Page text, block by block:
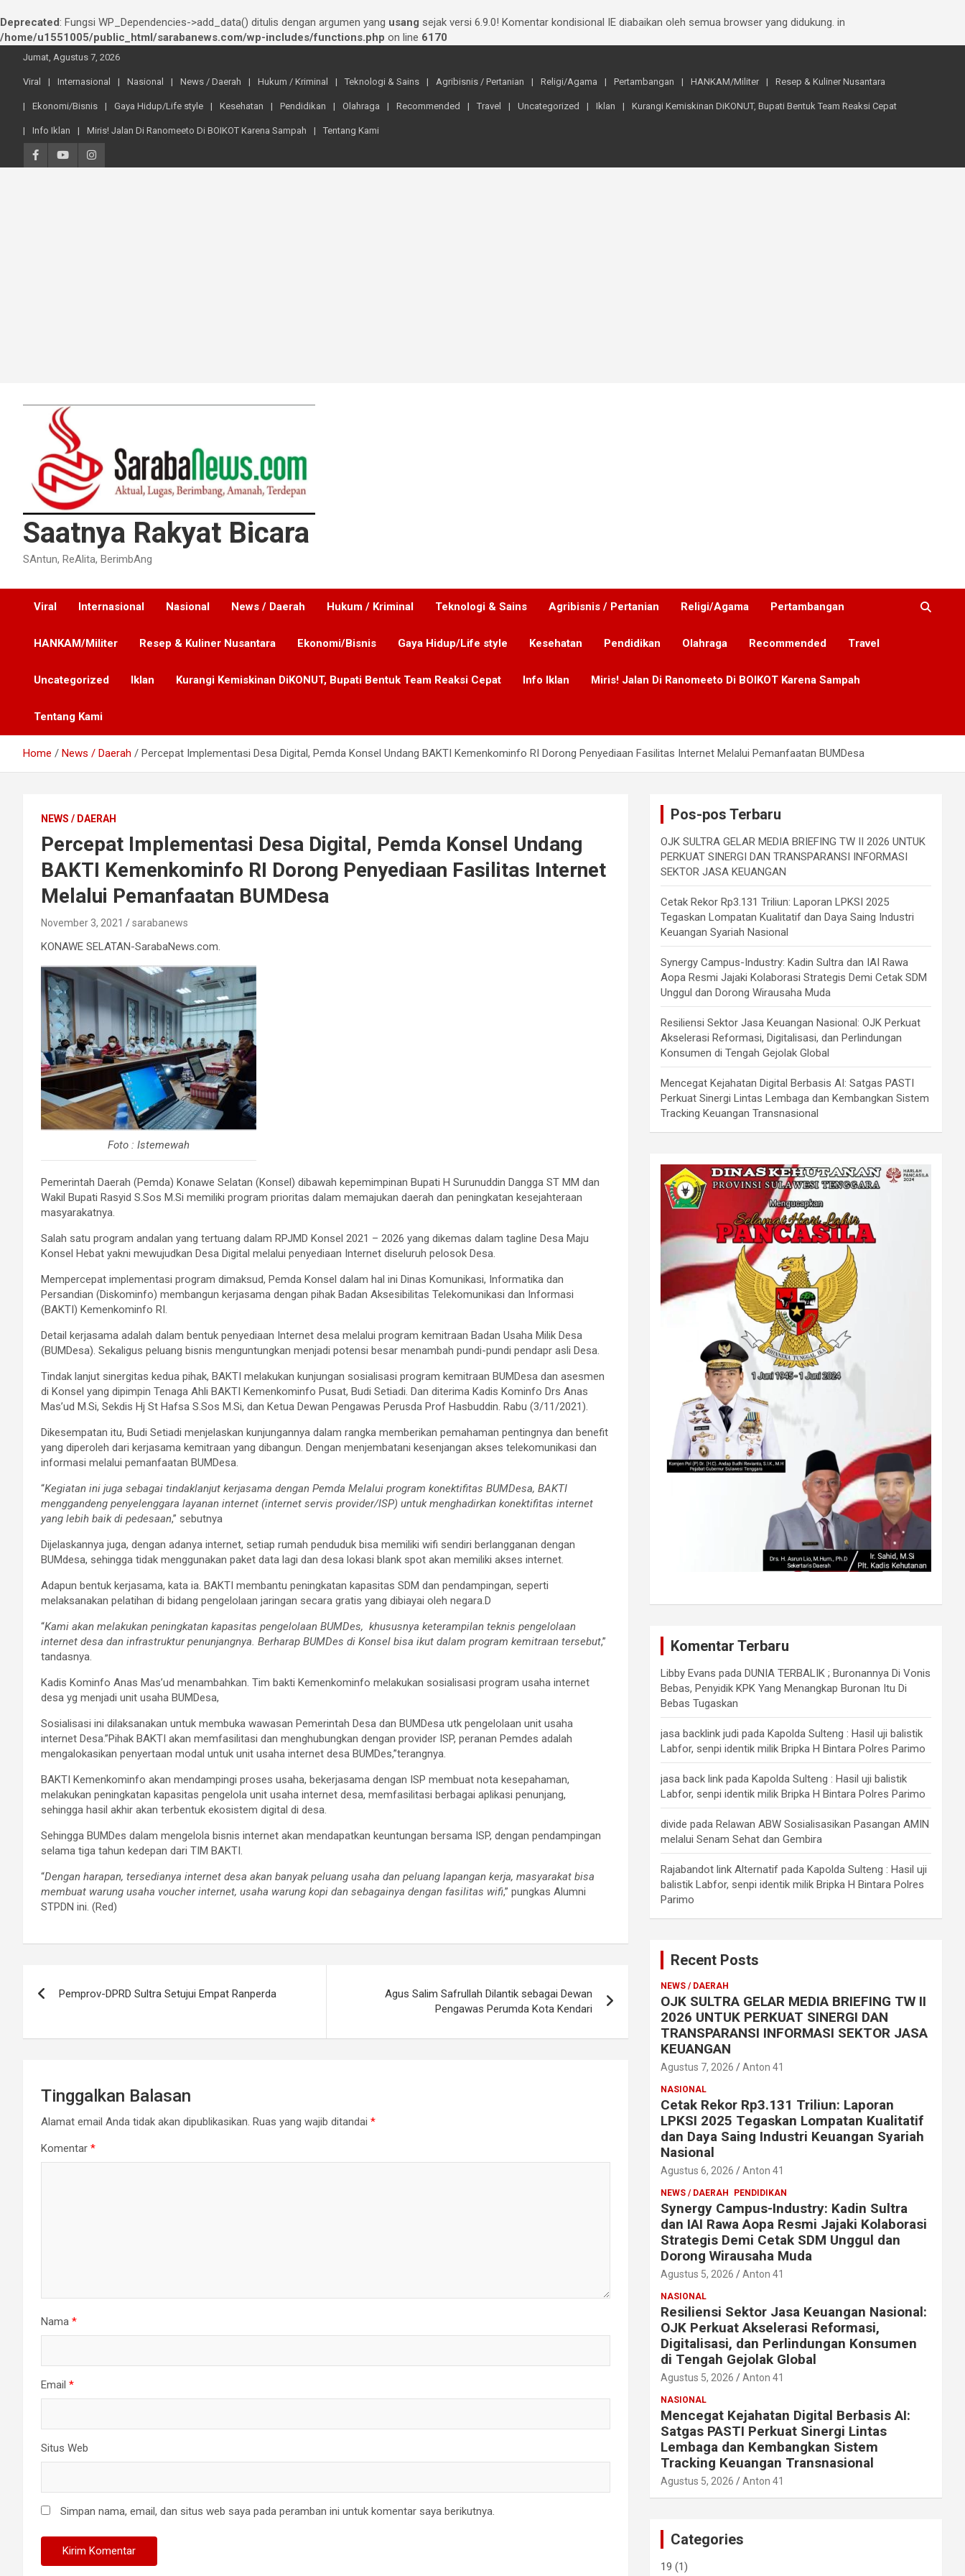
Deprecated: Fungsi WP_Dependencies->add_data() ditulis dengan argumen yang usang sejak versi 6.9.0! Komentar kondisional IE diabaikan oleh semua browser yang didukung. in
/home/u1551005/public_html/sarabanews.com/wp-includes/functions.php on line 6170
content
Jumat, Agustus 7, 2026
Viral Internasional Nasional News / Daerah Hukum / Kriminal Teknologi & Sains Agribisnis / Pertanian Religi/Agama Pertambangan HANKAM/Militer Resep & Kuliner Nusantara
Ekonomi/Bisnis Gaya Hidup/Life style Kesehatan Pendidikan Olahraga Recommended Travel Uncategorized Iklan Kurangi Kemiskinan DiKONUT, Bupati Bentuk Team Reaksi Cepat
Info Iklan Miris! Jalan Di Ranomeeto Di BOIKOT Karena Sampah Tentang Kami
Saatnya Rakyat Bicara
SAntun, ReAlita, BerimbAng
Viral Internasional Nasional News / Daerah Hukum / Kriminal Teknologi & Sains Agribisnis / Pertanian Religi/Agama Pertambangan
HANKAM/Militer Resep & Kuliner Nusantara Ekonomi/Bisnis Gaya Hidup/Life style Kesehatan Pendidikan Olahraga Recommended Travel
Uncategorized Iklan Kurangi Kemiskinan DiKONUT, Bupati Bentuk Team Reaksi Cepat Info Iklan Miris! Jalan Di Ranomeeto Di BOIKOT Karena Sampah
Tentang Kami
Home News / Daerah Percepat Implementasi Desa Digital, Pemda Konsel Undang BAKTI Kemenkominfo RI Dorong Penyediaan Fasilitas Internet Melalui Pemanfaatan BUMDesa
NEWS / DAERAH
Percepat Implementasi Desa Digital, Pemda Konsel Undang
BAKTI Kemenkominfo RI Dorong Penyediaan Fasilitas Internet
Melalui Pemanfaatan BUMDesa
November 3, 2021 sarabanews
KONAWE SELATAN-SarabaNews.com.
Foto : Istemewah
Pemerintah Daerah (Pemda) Konawe Selatan (Konsel) dibawah kepemimpinan Bupati H Surunuddin Dangga ST MM dan
Wakil Bupati Rasyid S.Sos M.Si memiliki program prioritas dalam memajukan daerah dan peningkatan kesejahteraan
masyarakatnya.
Salah satu program andalan yang tertuang dalam RPJMD Konsel 2021 – 2026 yang dikemas dalam tagline Desa Maju
Konsel Hebat yakni mewujudkan Desa Digital melalui penyediaan Internet diseluruh pelosok Desa.
Mempercepat implementasi program dimaksud, Pemda Konsel dalam hal ini Dinas Komunikasi, Informatika dan
Persandian (Diskominfo) membangun kerjasama dengan pihak Badan Aksesibilitas Telekomunikasi dan Informasi
(BAKTI) Kemenkominfo RI.
Detail kerjasama adalah dalam bentuk penyediaan Internet desa melalui program kemitraan Badan Usaha Milik Desa
(BUMDesa). Sekaligus peluang bisnis menguntungkan menjadi potensi besar menambah pundi-pundi pendapr asli Desa.
Tindak lanjut sinergitas kedua pihak, BAKTI melakukan kunjungan sosialisasi program kemitraan BUMDesa dan asesmen
di Konsel yang dipimpin Tenaga Ahli BAKTI Kemenkominfo Pusat, Budi Setiadi. Dan diterima Kadis Kominfo Drs Anas
Mas’ud M.Si, Sekdis Hj St Hafsa S.Sos M.Si, dan Ketua Dewan Pengawas Perusda Prof Hasbuddin. Rabu (3/11/2021).
Dikesempatan itu, Budi Setiadi menjelaskan kunjungannya dalam rangka memberikan pemahaman pentingnya dan benefit
yang diperoleh dari kerjasama kemitraan yang dibangun. Dengan menjembatani kesenjangan akses telekomunikasi dan
informasi melalui pemanfaatan BUMDesa.
“Kegiatan ini juga sebagai tindaklanjut kerjasama dengan Pemda Melalui program konektifitas BUMDesa, BAKTI
menggandeng penyelenggara layanan internet (internet servis provider/ISP) untuk menghadirkan konektifitas internet
yang lebih baik di pedesaan,” sebutnya
Dijelaskannya juga, dengan adanya internet, setiap rumah penduduk bisa memiliki wifi sendiri berlangganan dengan
BUMdesa, sehingga tidak menggunakan paket data lagi dan desa lokasi blank spot akan memiliki akses internet.
Adapun bentuk kerjasama, kata ia. BAKTI membantu peningkatan kapasitas SDM dan pendampingan, seperti
melaksanakan pelatihan di bidang pengelolaan jaringan secara gratis yang dibiayai oleh negara.D
“Kami akan melakukan peningkatan kapasitas pengelolaan BUMDes, khususnya keterampilan teknis pengelolaan
internet desa dan infrastruktur penunjangnya. Berharap BUMDes di Konsel bisa ikut dalam program kemitraan tersebut,”
tandasnya.
Kadis Kominfo Anas Mas’ud menambahkan. Tim bakti Kemenkominfo melakukan sosialisasi program usaha internet
desa yg menjadi unit usaha BUMDesa,
Sosialisasi ini dilaksanakan untuk membuka wawasan Pemerintah Desa dan BUMDesa utk pengelolaan unit usaha
internet Desa.”Pihak BAKTI akan memfasilitasi dan menghubungkan dengan provider ISP, peranan Pemdes adalah
mengalokasikan penyertaan modal untuk unit usaha internet desa BUMDes,”terangnya.
BAKTI Kemenkominfo akan mendampingi proses usaha, bekerjasama dengan ISP membuat nota kesepahaman,
melakukan peningkatan kapasitas pengelola unit usaha internet desa, memfasilitasi berbagai aplikasi penunjang,
sehingga hasil akhir akan terbentuk ekosistem digital di desa.
Sehingga BUMDes dalam mengelola bisnis internet akan mendapatkan keuntungan bersama ISP, dengan pendampingan
selama tiga tahun kedepan dari TIM BAKTI.
“Dengan harapan, tersedianya internet desa akan banyak peluang usaha dan peluang lapangan kerja, masyarakat bisa
membuat warung usaha voucher internet, usaha warung kopi dan sebagainya dengan fasilitas wifi,” pungkas Alumni
STPDN ini. (Red)
pos
Pemprov-DPRD Sultra Setujui Empat Ranperda
Agus Salim Safrullah Dilantik sebagai Dewan
Pengawas Perumda Kota Kendari
Tinggalkan Balasan
Alamat email Anda tidak akan dipublikasikan. Ruas yang wajib ditandai *
Komentar *
Nama *
Email *
Situs Web
Simpan nama, email, dan situs web saya pada peramban ini untuk komentar saya berikutnya.
Pos-pos Terbaru
OJK SULTRA GELAR MEDIA BRIEFING TW II 2026 UNTUK
PERKUAT SINERGI DAN TRANSPARANSI INFORMASI
SEKTOR JASA KEUANGAN
Cetak Rekor Rp3.131 Triliun: Laporan LPKSI 2025
Tegaskan Lompatan Kualitatif dan Daya Saing Industri
Keuangan Syariah Nasional
Synergy Campus-Industry: Kadin Sultra dan IAI Rawa
Aopa Resmi Jajaki Kolaborasi Strategis Demi Cetak SDM
Unggul dan Dorong Wirausaha Muda
Resiliensi Sektor Jasa Keuangan Nasional: OJK Perkuat
Akselerasi Reformasi, Digitalisasi, dan Perlindungan
Konsumen di Tengah Gejolak Global
Mencegat Kejahatan Digital Berbasis AI: Satgas PASTI
Perkuat Sinergi Lintas Lembaga dan Kembangkan Sistem
Tracking Keuangan Transnasional
Komentar Terbaru
Libby Evans pada DUNIA TERBALIK ; Buronannya Di Vonis
Bebas, Penyidik KPK Yang Menangkap Buronan Itu Di
Bebas Tugaskan
jasa backlink judi pada Kapolda Sulteng : Hasil uji balistik
Labfor, senpi identik milik Bripka H Bintara Polres Parimo
jasa back link pada Kapolda Sulteng : Hasil uji balistik
Labfor, senpi identik milik Bripka H Bintara Polres Parimo
divide pada Relawan ABW Sosialisasikan Pasangan AMIN
melalui Senam Sehat dan Gembira
Rajabandot link Alternatif pada Kapolda Sulteng : Hasil uji
balistik Labfor, senpi identik milik Bripka H Bintara Polres
Parimo
Recent Posts
NEWS / DAERAH
OJK SULTRA GELAR MEDIA BRIEFING TW II
2026 UNTUK PERKUAT SINERGI DAN
TRANSPARANSI INFORMASI SEKTOR JASA
KEUANGAN
Agustus 7, 2026 Anton 41
NASIONAL
Cetak Rekor Rp3.131 Triliun: Laporan
LPKSI 2025 Tegaskan Lompatan Kualitatif
dan Daya Saing Industri Keuangan Syariah
Nasional
Agustus 6, 2026 Anton 41
NEWS / DAERAH PENDIDIKAN
Synergy Campus-Industry: Kadin Sultra
dan IAI Rawa Aopa Resmi Jajaki Kolaborasi
Strategis Demi Cetak SDM Unggul dan
Dorong Wirausaha Muda
Agustus 5, 2026 Anton 41
NASIONAL
Resiliensi Sektor Jasa Keuangan Nasional:
OJK Perkuat Akselerasi Reformasi,
Digitalisasi, dan Perlindungan Konsumen
di Tengah Gejolak Global
Agustus 5, 2026 Anton 41
NASIONAL
Mencegat Kejahatan Digital Berbasis AI:
Satgas PASTI Perkuat Sinergi Lintas
Lembaga dan Kembangkan Sistem
Tracking Keuangan Transnasional
Agustus 5, 2026 Anton 41
Categories
19 (1)